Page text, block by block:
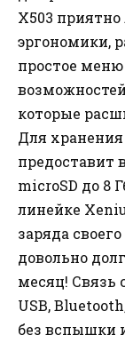
X503 приятно
эргономики,
простое
которые
Для
предоставит
microSD до 8
линейке
заряда
довольно
месяц! Связь
USB,
без вспышки